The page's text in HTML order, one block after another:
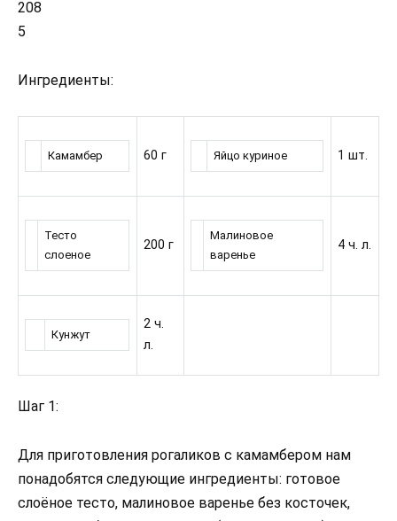
208
5
Ингредиенты:
Камамбер 60 г Яйцо куриное 1 шт.
Тесто
слоеное
200 г
Малиновое
варенье
4 ч. л.
Кунжут
2 ч.
л.
Шаг 1:
Для приготовления рогаликов с камамбером нам
понадобятся следующие ингредиенты: готовое
слоёное тесто, малиновое варенье без косточек,